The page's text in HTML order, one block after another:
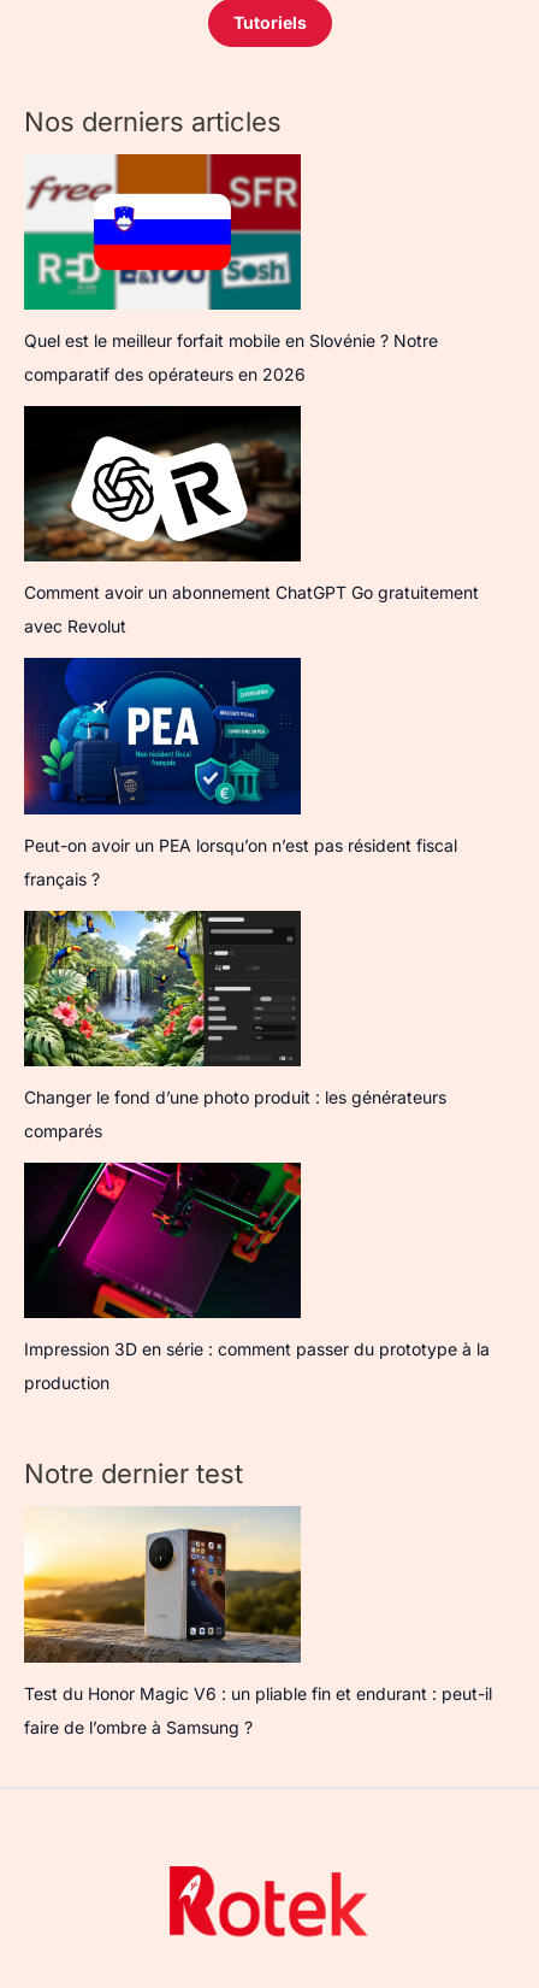
Tutoriels
Nos derniers articles
Quel est le meilleur forfait mobile en Slovénie ? Notre
comparatif des opérateurs en 2026
Comment avoir un abonnement ChatGPT Go gratuitement
avec Revolut
Peut-on avoir un PEA lorsqu’on n’est pas résident fiscal
français ?
Changer le fond d’une photo produit : les générateurs
comparés
Impression 3D en série : comment passer du prototype à la
production
Notre dernier test
Test du Honor Magic V6 : un pliable fin et endurant : peut-il
faire de l’ombre à Samsung ?